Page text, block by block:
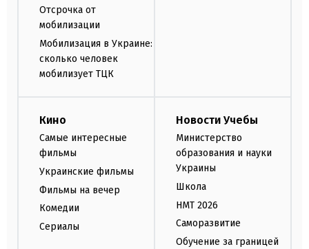
Отсрочка от
мобилизации
Мобилизация в Украине:
сколько человек
мобилизует ТЦК
Кино
Самые интересные
фильмы
Украинские фильмы
Фильмы на вечер
Комедии
Сериалы
Новости Учебы
Министерство
образования и науки
Украины
Школа
НМТ 2026
Саморазвитие
Обучение за границей